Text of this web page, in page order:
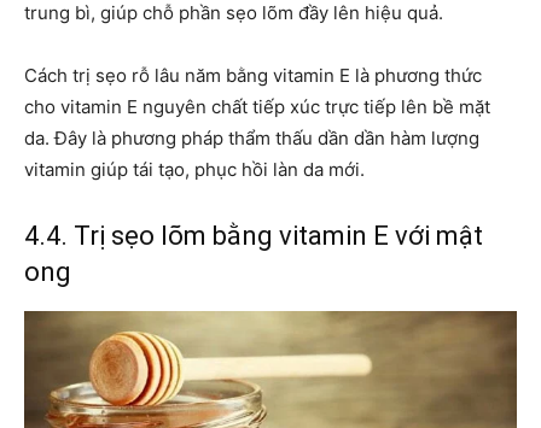
trung bì, giúp chỗ phần sẹo lõm đầy lên hiệu quả.
Cách trị sẹo rỗ lâu năm bằng vitamin E là phương thức
cho vitamin E nguyên chất tiếp xúc trực tiếp lên bề mặt
da. Đây là phương pháp thẩm thấu dần dần hàm lượng
vitamin giúp tái tạo, phục hồi làn da mới.
4.4. Trị sẹo lõm bằng vitamin E với mật
ong